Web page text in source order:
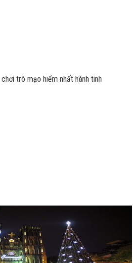
trò mạo hiểm nhất hành tinh